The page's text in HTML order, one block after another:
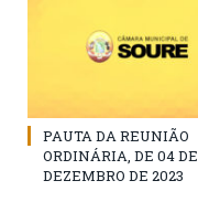
PAUTA DA REUNIÃO
ORDINÁRIA, DE 04 DE
DEZEMBRO DE 2023